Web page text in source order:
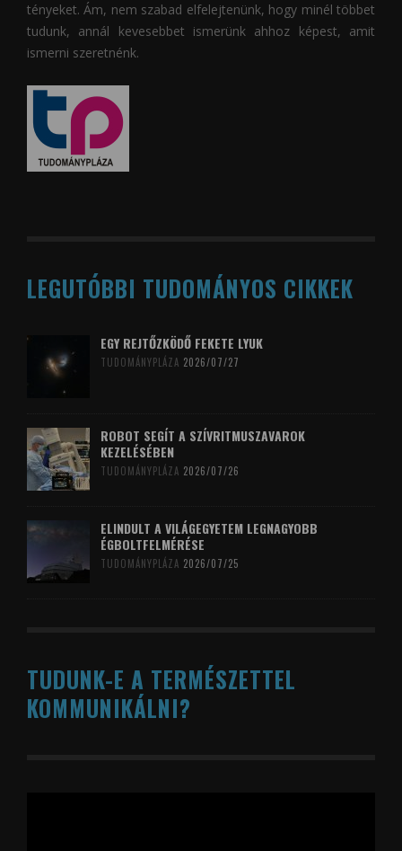
tényeket. Ám, nem szabad elfelejtenünk, hogy minél többet
tudunk, annál kevesebbet ismerünk ahhoz képest, amit
ismerni szeretnénk.
LEGUTÓBBI TUDOMÁNYOS CIKKEK
EGY REJTŐZKÖDŐ FEKETE LYUK
TUDOMÁNYPLÁZA 2026/07/27
ROBOT SEGÍT A SZÍVRITMUSZAVAROK
KEZELÉSÉBEN
TUDOMÁNYPLÁZA 2026/07/26
ELINDULT A VILÁGEGYETEM LEGNAGYOBB
ÉGBOLTFELMÉRÉSE
TUDOMÁNYPLÁZA 2026/07/25
TUDUNK-E A TERMÉSZETTEL
KOMMUNIKÁLNI?